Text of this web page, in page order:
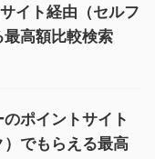
イト経由（セルフ
高額比較検索
ポイントサイト
でもらえる最高